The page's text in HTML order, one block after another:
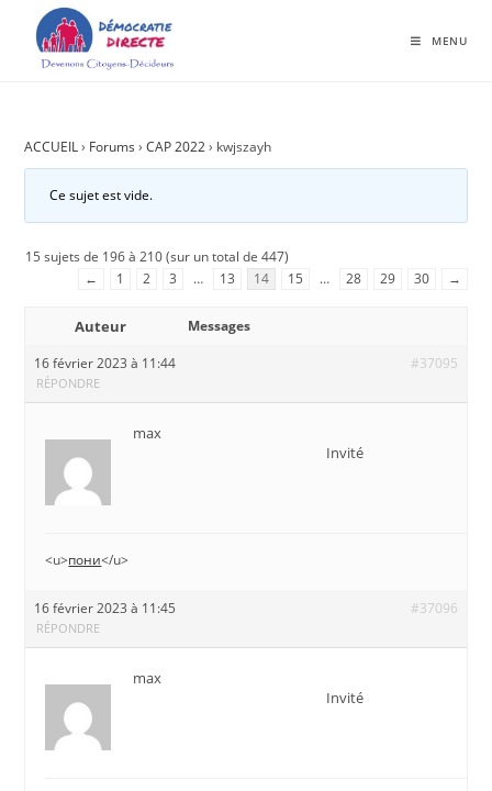
MENU
ACCUEIL › Forums › CAP 2022 › kwjszayh
Ce sujet est vide.
15 sujets de 196 à 210 (sur un total de 447)
←
1 2 3 … 13 14 15 … 28 29 30 →
Auteur
Messages
16 février 2023 à 11:44
#37095
RÉPONDRE
max
Invité
<u>пони</u>
16 février 2023 à 11:45 #37096
RÉPONDRE
max
Invité